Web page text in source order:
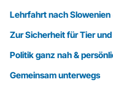
Lehrfahrt nach Slowenien
Zur Sicherheit für Tier
Politik ganz nah &
Gemeinsam unterwegs